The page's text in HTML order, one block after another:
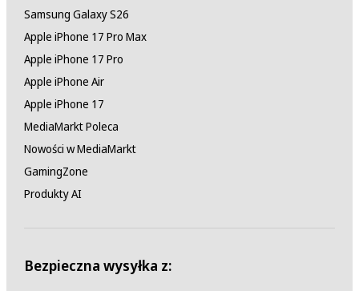
Samsung Galaxy S26
Apple iPhone 17 Pro Max
Apple iPhone 17 Pro
Apple iPhone Air
Apple iPhone 17
MediaMarkt Poleca
Nowości w MediaMarkt
GamingZone
Produkty AI
Bezpieczna wysyłka z: